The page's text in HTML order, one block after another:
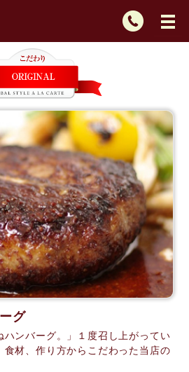
TEL：
グ
ハンバーグ。」１度召し上がってい
食材、作り方からこだわった当店の